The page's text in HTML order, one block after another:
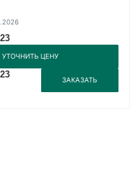
УТОЧНИТЬ ЦЕНУ
ЗАКАЗАТЬ